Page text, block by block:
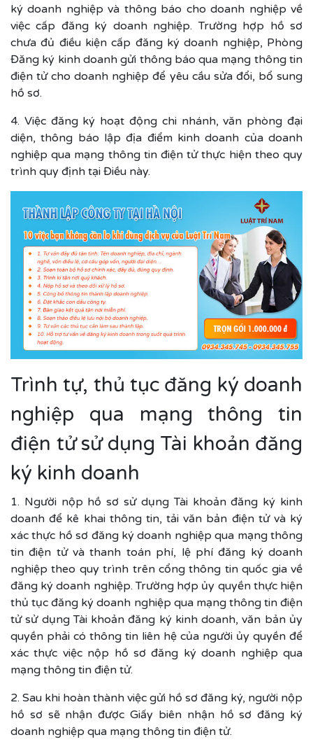
ký doanh nghiệp và thông báo cho doanh nghiệp về
việc cấp đăng ký doanh nghiệp. Trường hợp hồ sơ
chưa đủ điều kiện cấp đăng ký doanh nghiệp, Phòng
Đăng ký kinh doanh gửi thông báo qua mạng thông tin
điện tử cho doanh nghiệp để yêu cầu sửa đổi, bổ sung
hồ sơ.
4. Việc đăng ký hoạt động chi nhánh, văn phòng đại
diện, thông báo lập địa điểm kinh doanh của doanh
nghiệp qua mạng thông tin điện tử thực hiện theo quy
trình quy định tại Điều này.
Trình tự, thủ tục đăng ký doanh
nghiệp qua mạng thông tin
điện tử sử dụng Tài khoản đăng
ký kinh doanh
1. Người nộp hồ sơ sử dụng Tài khoản đăng ký kinh
doanh để kê khai thông tin, tải văn bản điện tử và ký
xác thực hồ sơ đăng ký doanh nghiệp qua mạng thông
tin điện tử và thanh toán phí, lệ phí đăng ký doanh
nghiệp theo quy trình trên cổng thông tin quốc gia về
đăng ký doanh nghiệp. Trường hợp ủy quyền thực hiện
thủ tục đăng ký doanh nghiệp qua mạng thông tin điện
tử sử dụng Tài khoản đăng ký kinh doanh, văn bản ủy
quyền phải có thông tin liên hệ của người ủy quyền để
xác thực việc nộp hồ sơ đăng ký doanh nghiệp qua
mạng thông tin điện tử.
2. Sau khi hoàn thành việc gửi hồ sơ đăng ký, người nộp
hồ sơ sẽ nhận được Giấy biên nhận hồ sơ đăng ký
doanh nghiệp qua mạng thông tin điện tử.